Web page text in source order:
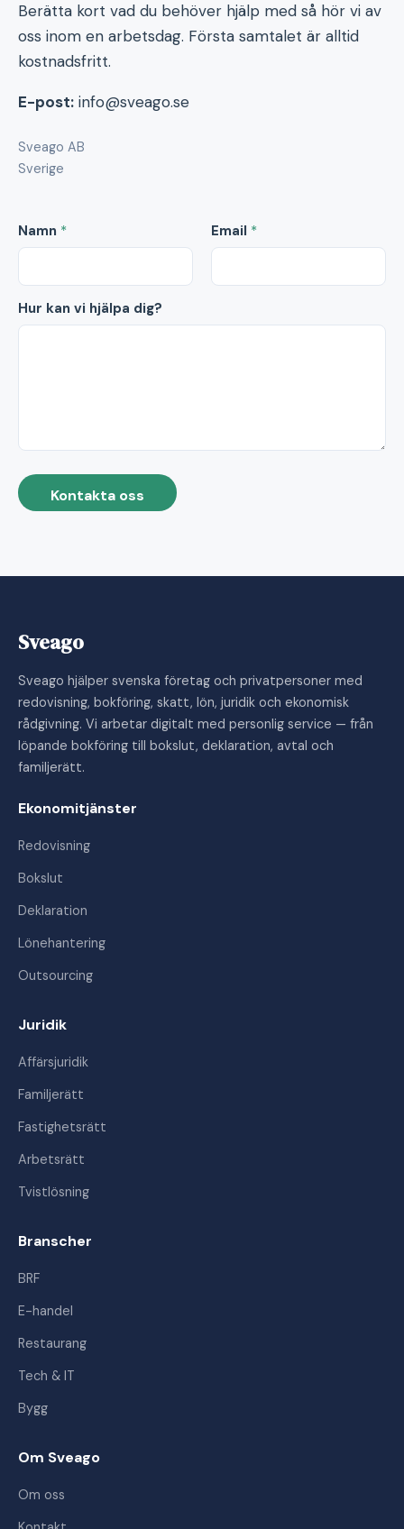
Berätta kort vad du behöver hjälp med så hör vi av
oss inom en arbetsdag. Första samtalet är alltid
kostnadsfritt.
E-post: info@sveago.se
Sveago AB
Sverige
Namn * Email *
Hur kan vi hjälpa dig?
Kontakta oss
Sveago
Sveago hjälper svenska företag och privatpersoner med
redovisning, bokföring, skatt, lön, juridik och ekonomisk
rådgivning. Vi arbetar digitalt med personlig service — från
löpande bokföring till bokslut, deklaration, avtal och
familjerätt.
Ekonomitjänster
Redovisning
Bokslut
Deklaration
Lönehantering
Outsourcing
Juridik
Affärsjuridik
Familjerätt
Fastighetsrätt
Arbetsrätt
Tvistlösning
Branscher
BRF
E-handel
Restaurang
Tech & IT
Bygg
Om Sveago
Om oss